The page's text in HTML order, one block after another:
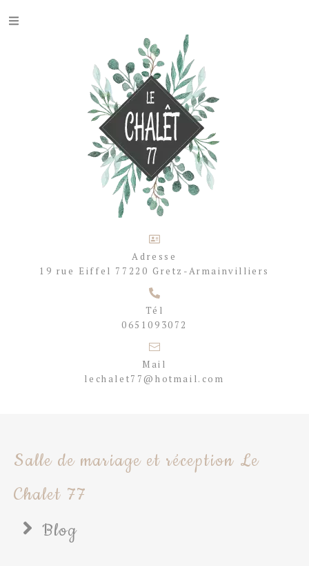
Adresse
19 rue Eiffel 77220 Gretz-Armainvilliers
Tél
0651093072
Mail
lechalet77@hotmail.com
Salle de mariage et réception Le
Chalet 77
Blog